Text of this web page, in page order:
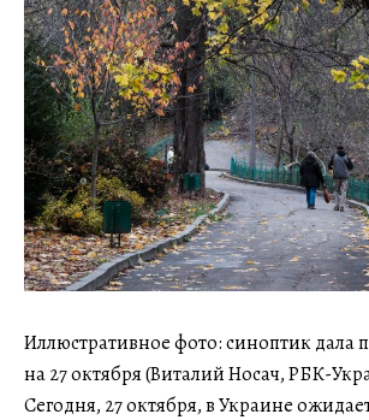
Иллюстративное фото: синоптик дала
на 27 октября (Виталий Носач, РБК-
Сегодня, 27 октября, в Украине